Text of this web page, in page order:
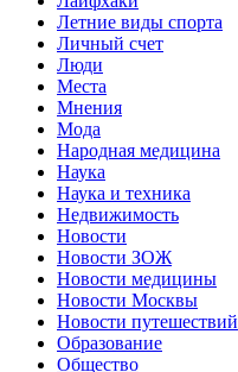
Летние виды спорта
Личный счет
Люди
Места
Мнения
Мода
Народная медицина
Наука
Наука и техника
Недвижимость
Новости
Новости ЗОЖ
Новости медицины
Новости Москвы
Новости путешествий
Образование
Общество